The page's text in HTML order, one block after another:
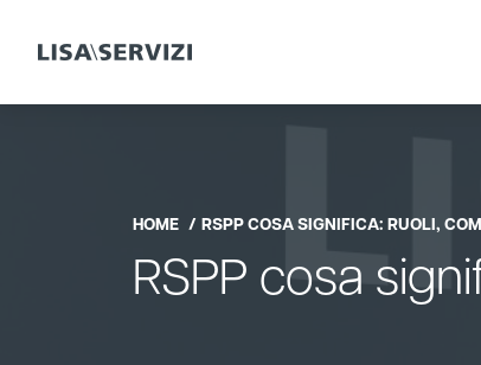
HOME RSPP COSA SIGNIFICA: RUOLI,
RSPP cosa